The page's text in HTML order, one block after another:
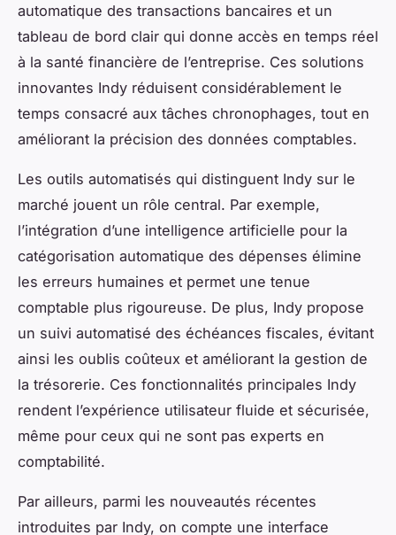
automatique des transactions bancaires et un
tableau de bord clair qui donne accès en temps réel
à la santé financière de l’entreprise. Ces solutions
innovantes Indy réduisent considérablement le
temps consacré aux tâches chronophages, tout en
améliorant la précision des données comptables.
Les outils automatisés qui distinguent Indy sur le
marché jouent un rôle central. Par exemple,
l’intégration d’une intelligence artificielle pour la
catégorisation automatique des dépenses élimine
les erreurs humaines et permet une tenue
comptable plus rigoureuse. De plus, Indy propose
un suivi automatisé des échéances fiscales, évitant
ainsi les oublis coûteux et améliorant la gestion de
la trésorerie. Ces fonctionnalités principales Indy
rendent l’expérience utilisateur fluide et sécurisée,
même pour ceux qui ne sont pas experts en
comptabilité.
Par ailleurs, parmi les nouveautés récentes
introduites par Indy, on compte une interface